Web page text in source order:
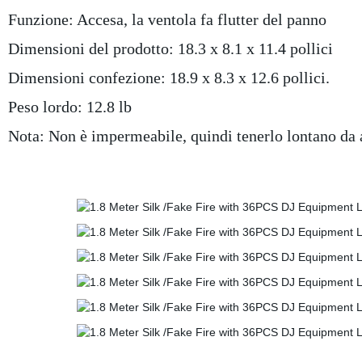
Funzione: Accesa, la ventola fa flutter del panno
Dimensioni del prodotto: 18.3 x 8.1 x 11.4 pollici
Dimensioni confezione: 18.9 x 8.3 x 12.6 pollici.
Peso lordo: 12.8 lb
Nota: Non è impermeabile, quindi tenerlo lontano da